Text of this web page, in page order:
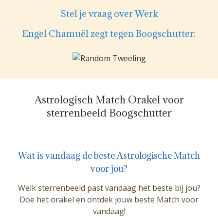
Stel je vraag over Werk
Engel Chamuël zegt tegen Boogschutter:
Astrologisch Match Orakel voor
sterrenbeeld Boogschutter
Wat is vandaag de beste Astrologische Match
voor jou?
Welk sterrenbeeld past vandaag het beste bij jou?
Doe het orakel en ontdek jouw beste Match voor
vandaag!